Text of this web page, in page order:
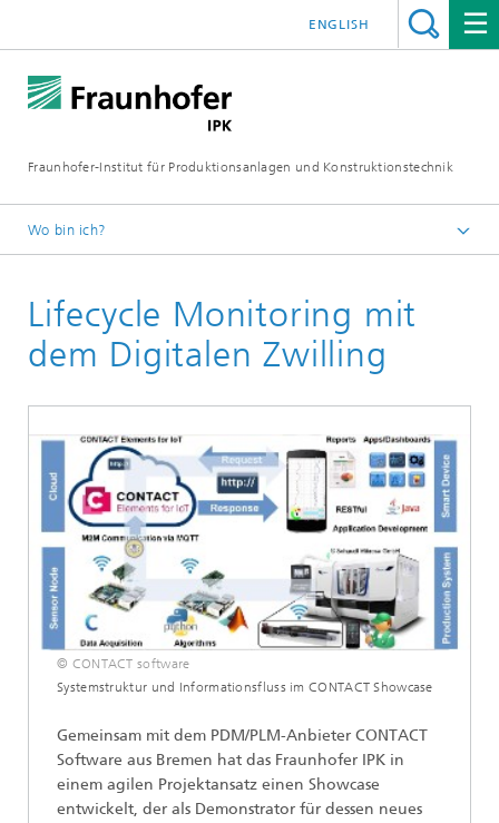
Fraunhofer-Institut für Produktionsanlagen und Konstruktionstechnik
ENGLISH
Wo bin ich?
Zusammenarbeit
Referenzen
Lifecycle Monitoring mit
dem Digitalen Zwilling
© CONTACT software
Systemstruktur und Informationsfluss im CONTACT Showcase
Gemeinsam mit dem PDM/PLM-Anbieter CONTACT
Software aus Bremen hat das Fraunhofer IPK in
einem agilen Projektansatz einen Showcase
entwickelt, der als Demonstrator für dessen neues